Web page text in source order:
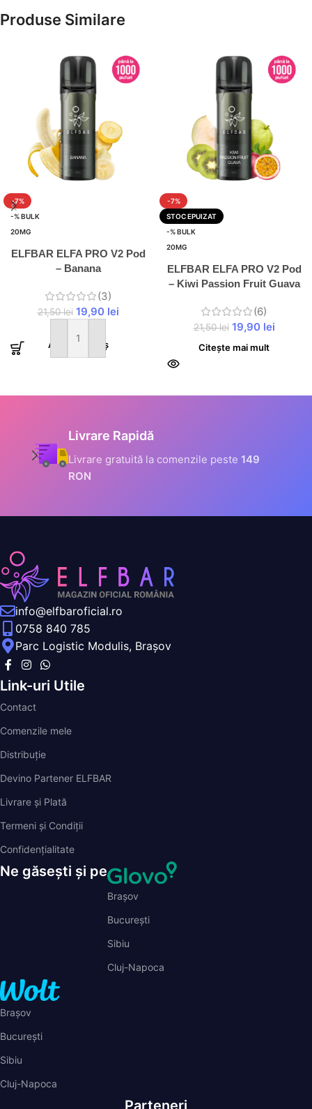
Produse Similare
-7%
-% BULK
20MG
ELFBAR ELFA PRO V2 Pod
– Banana
(3)
21,50lei 19,90 lei
Adaugă în coș
-7%
STOC EPUIZAT
-% BULK
20MG
ELFBAR ELFA PRO V2 Pod
– Kiwi Passion Fruit Guava
(6)
21,50lei 19,90 lei
Citește mai mult
Informații Securizate
Toate datele tale suntcriptate prin SSL
info@elfbaroficial.ro
0758 840 785
Parc Logistic Modulis, Brașov
Link-uri Utile
Contact
Comenzile mele
Distribuție
Devino Partener ELFBAR
Livrare și Plată
Termeni și Condiții
Confidențialitate
Ne găsești și pe
Brașov
București
Sibiu
Cluj-Napoca
Brașov
București
Sibiu
Cluj-Napoca